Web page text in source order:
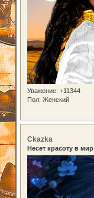
Уважение: +11344
Пол: Женский
Ckazka
Несет красоту в мир